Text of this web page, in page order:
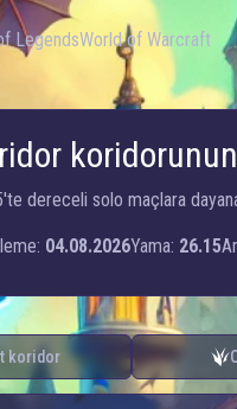
LegendsWorld of Warcraft
dereceli solo maçlara
04.08.2026Yama: 26.15
koridor